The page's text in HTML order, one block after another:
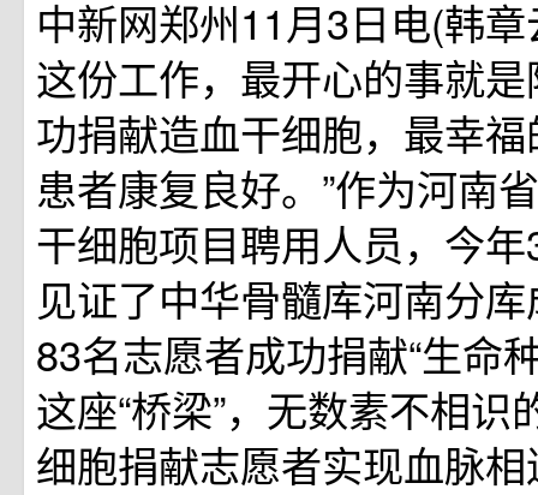
中新网郑州11月3日电(韩章
这份工作，最开心的事就
功捐献造血干细胞，最幸
患者康复良好。”作为河南
干细胞项目聘用人员，今
见证了中华骨髓库河南分
83名志愿者成功捐献“生命
这座“桥梁”，无数素不相识
细胞捐献志愿者实现血脉